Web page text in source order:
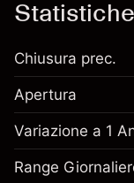
Chiusura prec.
Apertura
Variazione a 1
Range